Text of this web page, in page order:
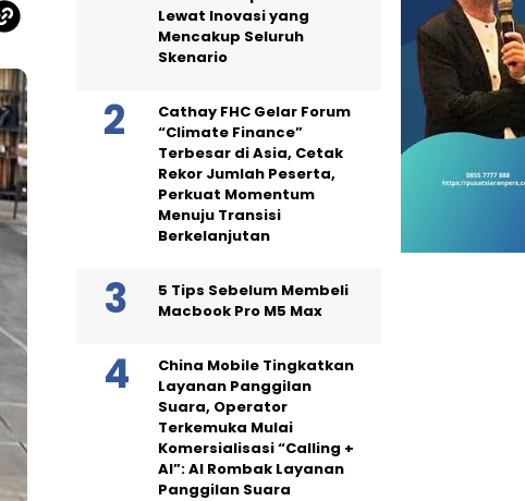
Lewat Inovasi yang
Mencakup Seluruh
Skenario
Cathay FHC Gelar Forum
“Climate Finance”
Terbesar di Asia, Cetak
Rekor Jumlah Peserta,
Perkuat Momentum
Menuju Transisi
Berkelanjutan
5 Tips Sebelum Membeli
Macbook Pro M5 Max
China Mobile Tingkatkan
Layanan Panggilan
Suara, Operator
Terkemuka Mulai
Komersialisasi “Calling +
AI”: AI Rombak Layanan
Panggilan Suara